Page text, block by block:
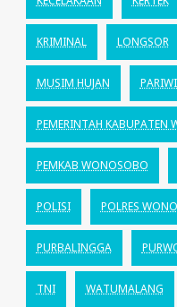
KRIMINAL LONGSOR
MUSIM HUJAN
PEMERINTAH KABUPATEN
PEMKAB WONOSOBO
POLISI POLRES
PURBALINGGA
TNI WATUMALANG